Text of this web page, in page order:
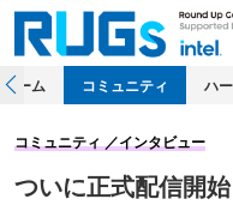
ホーム コミュニティ ハ
ついに正式配信開
コミュニティ インタビュー